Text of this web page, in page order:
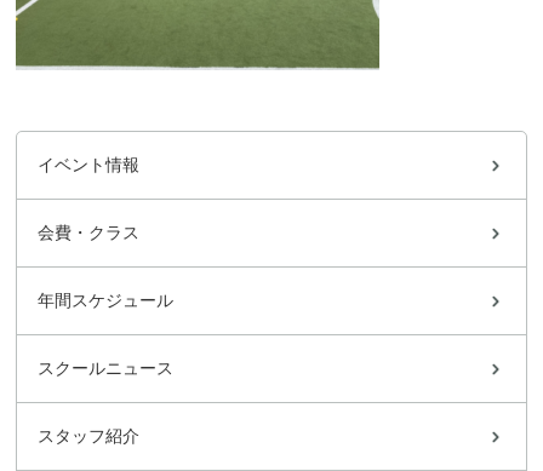
イベント情報
会費・クラス
年間スケジュール
スクールニュース
スタッフ紹介